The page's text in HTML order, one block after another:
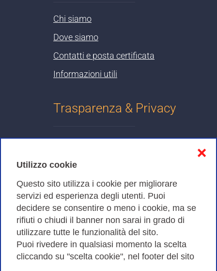
Utilizzo cookie
Questo sito utilizza i cookie per migliorare
servizi ed esperienza degli utenti. Puoi
decidere se consentire o meno i cookie, ma se
rifiuti o chiudi il banner non sarai in grado di
utilizzare tutte le funzionalità del sito.
Puoi rivedere in qualsiasi momento la scelta
cliccando su "scelta cookie", nel footer del sito
❌
Chi siamo
Dove siamo
Contatti e posta certificata
Informazioni utili
Trasparenza & Privacy
Cookies Policy
Amministrazione trasparente
Bandi di Gara
Consortium GARR - Via dei Tizii, 6 - 00185 Roma | Tel.